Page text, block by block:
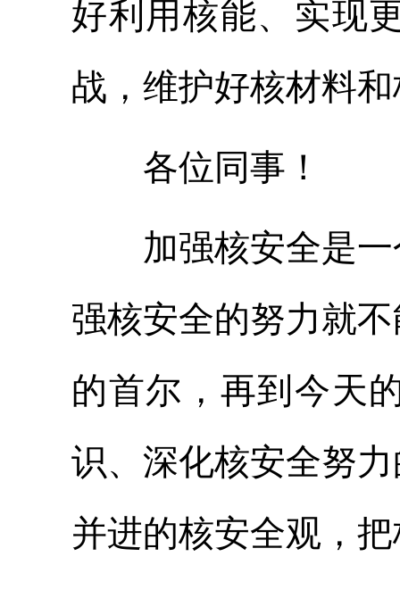
好利用核能、实现
战，维护好核材料
各位同事！
加强核安全是一
强核安全的努力就
的首尔，再到今天
识、深化核安全努
并进的核安全观，